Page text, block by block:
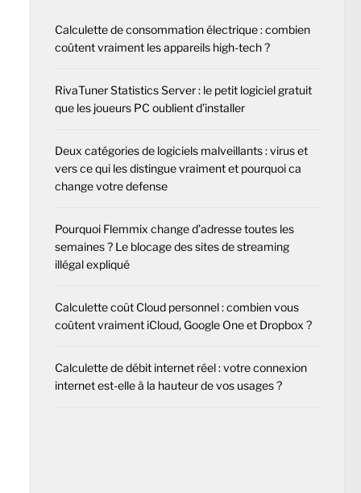
Calculette de consommation électrique : combien
coûtent vraiment les appareils high-tech ?
RivaTuner Statistics Server : le petit logiciel gratuit
que les joueurs PC oublient d’installer
Deux catégories de logiciels malveillants : virus et
vers ce qui les distingue vraiment et pourquoi ca
change votre defense
Pourquoi Flemmix change d’adresse toutes les
semaines ? Le blocage des sites de streaming
illégal expliqué
Calculette coût Cloud personnel : combien vous
coûtent vraiment iCloud, Google One et Dropbox ?
Calculette de débit internet réel : votre connexion
internet est-elle à la hauteur de vos usages ?